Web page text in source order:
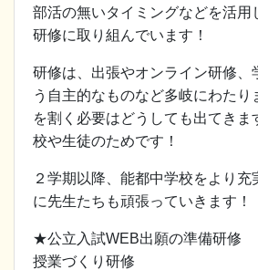
部活の無いタイミングなどを活用
研修に取り組んでいます！
研修は、出張やオンライン研修、
う自主的なものなど多岐にわたり
を割く必要はどうしても出てきま
校や生徒のためです！
２学期以降、能都中学校をより充
に先生たちも頑張っていきます！
★公立入試WEB出願の準
授業づくり研修